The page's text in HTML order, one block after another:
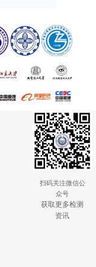
扫码关注微信公
众号
获取更多检测
资讯